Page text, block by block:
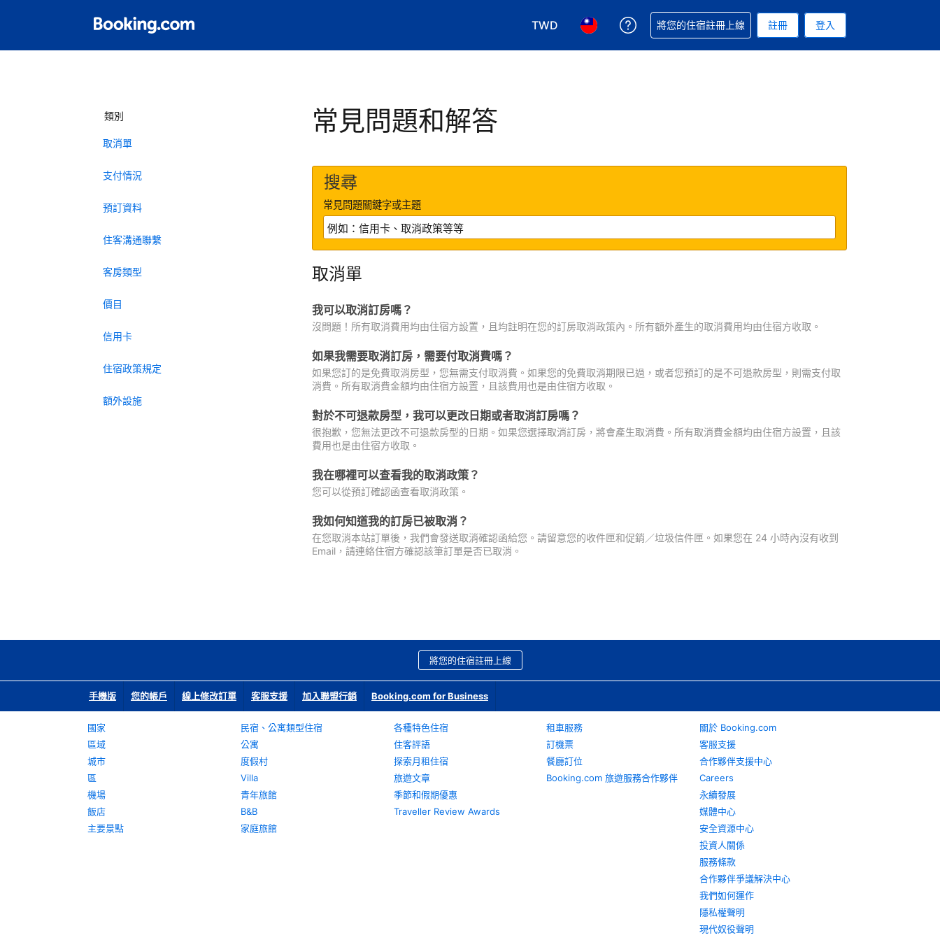
TWD
選擇您使用的幣別. 您現在所使用的幣別為新台幣
選擇您使用的語言. 您目前所選的語言是繁體中文
取得訂單相關協助
將您的住宿註冊上線 註冊 登入
類別
取消單
支付情況
預訂資料
住客溝通聯繫
客房類型
價目
信用卡
住宿政策規定
額外設施
常見問題和解答
搜尋
常見問題關鍵字或主題
取消單
我可以取消訂房嗎？
沒問題！所有取消費用均由住宿方設置，且均註明在您的訂房取消政策內。所有額外產生的取消費用均由住宿方收取。
如果我需要取消訂房，需要付取消費嗎？
如果您訂的是免費取消房型，您無需支付取消費。如果您的免費取消期限已過，或者您預訂的是不可退款房型，則需支付取
消費。所有取消費金額均由住宿方設置，且該費用也是由住宿方收取。
對於不可退款房型，我可以更改日期或者取消訂房嗎？
很抱歉，您無法更改不可退款房型的日期。如果您選擇取消訂房，將會產生取消費。所有取消費金額均由住宿方設置，且該
費用也是由住宿方收取。
我在哪裡可以查看我的取消政策？
您可以從預訂確認函查看取消政策。
我如何知道我的訂房已被取消？
在您取消本站訂單後，我們會發送取消確認函給您。請留意您的收件匣和促銷／垃圾信件匣。如果您在 24 小時內沒有收到
Email，請連絡住宿方確認該筆訂單是否已取消。
將您的住宿註冊上線
手機版 您的帳戶 線上修改訂單 客服支援 加入聯盟行銷 Booking.com for Business
國家
區域
城市
區
機場
飯店
主要景點
民宿、公寓類型住宿
公寓
度假村
Villa
青年旅館
B&B
家庭旅館
各種特色住宿
住客評語
探索月租住宿
旅遊文章
季節和假期優惠
Traveller Review Awards
租車服務
訂機票
餐廳訂位
Booking.com 旅遊服務合作夥伴
關於 Booking.com
客服支援
合作夥伴支援中心
Careers
永續發展
媒體中心
安全資源中心
投資人關係
服務條款
合作夥伴爭議解決中心
我們如何運作
隱私權聲明
現代奴役聲明